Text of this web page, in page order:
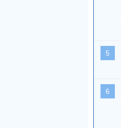
5
6